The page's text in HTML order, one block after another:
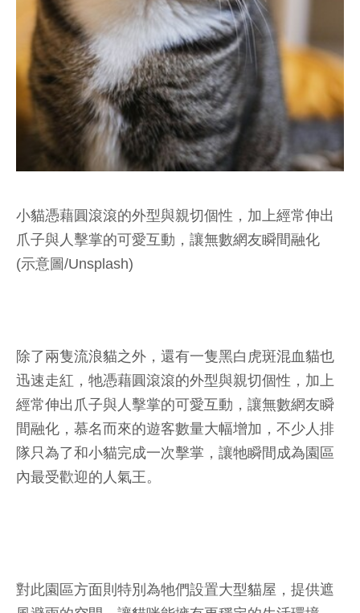
小貓憑藉圓滾滾的外型與親切個性，加上經常伸出
爪子與人擊掌的可愛互動，讓無數網友瞬間融化
(示意圖/Unsplash)
除了兩隻流浪貓之外，還有一隻黑白虎斑混血貓也
迅速走紅，牠憑藉圓滾滾的外型與親切個性，加上
經常伸出爪子與人擊掌的可愛互動，讓無數網友瞬
間融化，慕名而來的遊客數量大幅增加，不少人排
隊只為了和小貓完成一次擊掌，讓牠瞬間成為園區
內最受歡迎的人氣王。
對此園區方面則特別為牠們設置大型貓屋，提供遮